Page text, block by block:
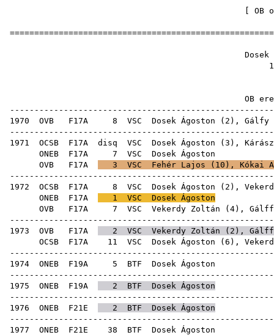
OB
Dosek
OB
1970 OVB F17A 8 VSC Dosek Ágoston ( 2 ),
1971 OCSB F17A disq VSC Dosek Ágoston ( 3 ),
ONEB F17A 7 VSC
OVB F17A 3 VSC Fehér Lajos ( 10 ), Kókai
1972 OCSB F17A 8 VSC Dosek Ágoston ( 2 ),
ONEB F17A 1 VSC Dosek Ágoston
OVB F17A 7 VSC Vekerdy Zoltán ( 4),
1973 OVB F17A 2 VSC Vekerdy Zoltán ( 2 ),
OCSB F17A 11 VSC Dosek Ágoston ( 6 ),
1974 ONEB F19A 5 BTF
1975 ONEB F19A 2 BTF Dosek Ágoston
1976 ONEB F21E 2 BTF Dosek Ágoston
1977 ONEB F21E 38 BTF